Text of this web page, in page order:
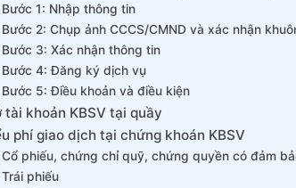
Bước 1: Nhập thông tin
Bước 2: Chụp ảnh CCCS/CMND và xác nhận
Bước 3: Xác nhận thông tin
Bước 4: Đăng ký dịch vụ
Bước 5: Điều khoản và điều kiện
tài khoản KBSV tại quầy
phí giao dịch tại chứng khoán KBSV
Cổ phiếu, chứng chỉ quỹ, chứng quyền có đảm
Trái phiếu